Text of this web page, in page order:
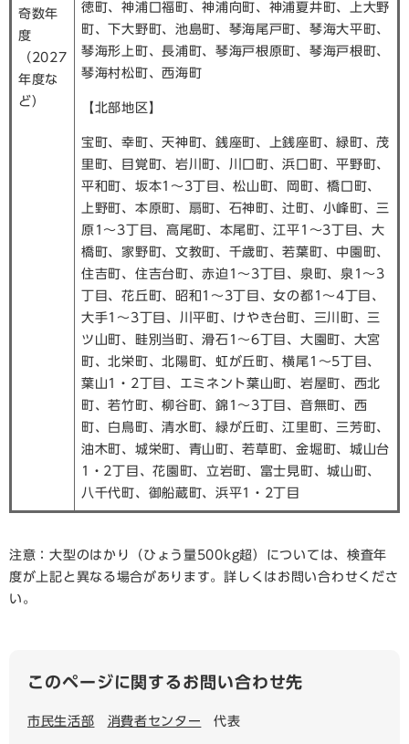
奇数年
度
（2027
年度な
ど）
徳町、神浦口福町、神浦向町、神浦夏井町、上大野
町、下大野町、池島町、琴海尾戸町、琴海大平町、
琴海形上町、長浦町、琴海戸根原町、琴海戸根町、
琴海村松町、西海町
【北部地区】
宝町、幸町、天神町、銭座町、上銭座町、緑町、茂
里町、目覚町、岩川町、川口町、浜口町、平野町、
平和町、坂本1～3丁目、松山町、岡町、橋口町、
上野町、本原町、扇町、石神町、辻町、小峰町、三
原1～3丁目、高尾町、本尾町、江平1～3丁目、大
橋町、家野町、文教町、千歳町、若葉町、中園町、
住吉町、住吉台町、赤迫1～3丁目、泉町、泉1～3
丁目、花丘町、昭和1～3丁目、女の都1～4丁目、
大手1～3丁目、川平町、けやき台町、三川町、三
ツ山町、畦別当町、滑石1～6丁目、大園町、大宮
町、北栄町、北陽町、虹が丘町、横尾1～5丁目、
葉山1・2丁目、エミネント葉山町、岩屋町、西北
町、若竹町、柳谷町、錦1～3丁目、音無町、西
町、白鳥町、清水町、緑が丘町、江里町、三芳町、
油木町、城栄町、青山町、若草町、金堀町、城山台
1・2丁目、花園町、立岩町、富士見町、城山町、
八千代町、御船蔵町、浜平1・2丁目
注意：大型のはかり（ひょう量500kg超）については、検査年
度が上記と異なる場合があります。詳しくはお問い合わせくださ
い。
このページに関するお問い合わせ先
市民生活部 消費者センター 代表